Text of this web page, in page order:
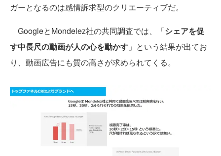
ガーとなるのは感情訴求型のクリエーティブだ。
GoogleとMondelez社の共同調査では、「シェアを促
す中長尺の動画が人の心を動かす 」という結果が出てお
り、動画広告にも質の高さが求められてくる。